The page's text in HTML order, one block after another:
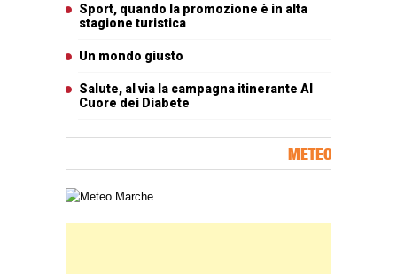
Sport, quando la promozione è in alta
stagione turistica
Un mondo giusto
Salute, al via la campagna itinerante Al
Cuore dei Diabete
METEO
Carta meteorologica delle Marche